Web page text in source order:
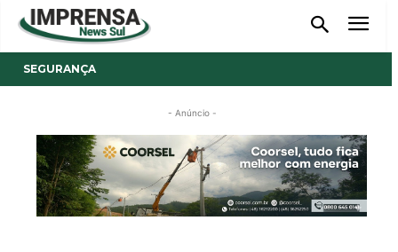
SEGURANÇA
- Anúncio -